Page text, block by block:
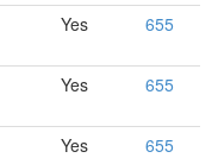
Yes 655
Yes 655
Yes 655